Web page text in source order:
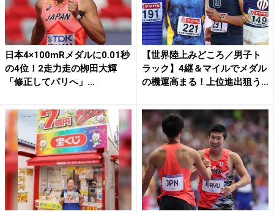
日本4×100mRメダルに0.01秒
の4位！2走力走の栁田大輝
「修正してパリへ」...
【世界陸上みどころ／男子ト
ラック】4継＆マイルでメダル
の機運高まる！上位進出狙う...